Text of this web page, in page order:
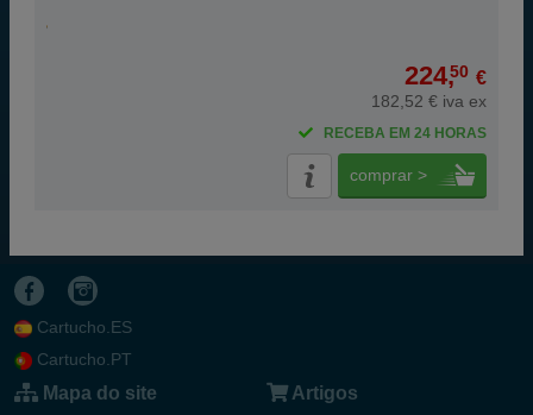
224,50 €
182,52 € iva ex
RECEBA EM 24 HORAS
comprar >
Cartucho.ES
Cartucho.PT
Mapa do site Artigos